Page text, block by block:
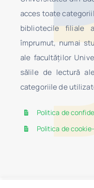
acces toate
bibliotecile filiale
împrumut, numai
ale facultăților
sălile de lectură
categoriile de
Politica de
Politica de